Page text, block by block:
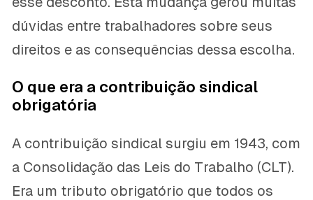
dúvidas entre trabalhadores sobre seus
direitos e as consequências dessa escolha.
O que era a contribuição sindical
obrigatória
A contribuição sindical surgiu em 1943, com
a Consolidação das Leis do Trabalho (CLT).
Era um tributo obrigatório que todos os